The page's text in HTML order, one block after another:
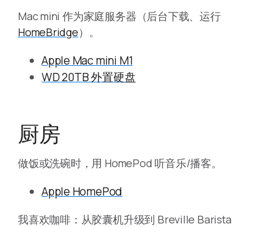
Mac mini 作为家庭服务器（后台下载、运行
HomeBridge）。
Apple Mac mini M1
WD 20TB 外置硬盘
厨房
做饭或洗碗时，用 HomePod 听音乐/播客。
Apple HomePod
我喜欢咖啡：从胶囊机升级到 Breville Barista